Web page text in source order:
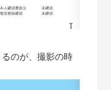
のが、撮影の時